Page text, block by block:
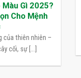
Màu Gì 2025?
Cho Mệnh
của thiên nhiên –
cối, sự [...]